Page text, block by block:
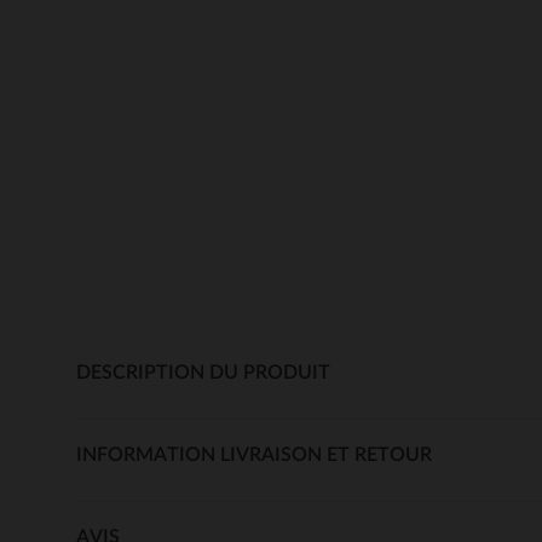
DESCRIPTION DU PRODUIT
INFORMATION LIVRAISON ET RETOUR
AVIS